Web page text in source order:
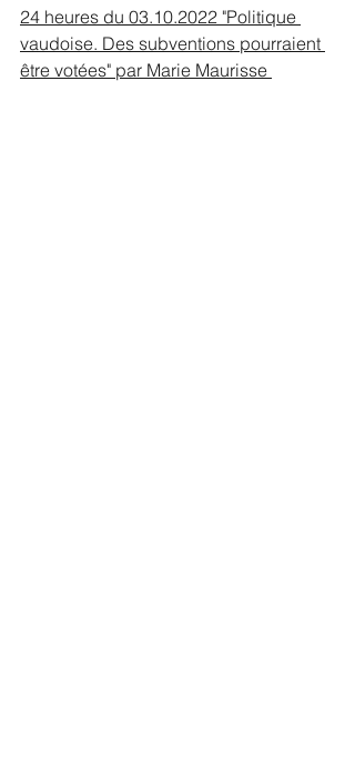
24 heures du 03.10.2022 "Politique
vaudoise. Des subventions pourraient
être votées" par Marie Maurisse